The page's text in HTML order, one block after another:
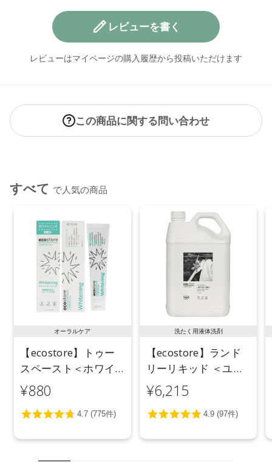
レビューを書く
レビューはマイページの購入履歴から投稿いただけます
この商品に関する問い合わせ
すべて で人気の商品
オーラルケア
【ecostore】トゥー
スペースト＜ホワイ
トニング＞ 100g
¥880
洗たく用液体洗剤
【ecostore】ランド
リーリキッド ＜ユー
カリ＞ 5L
¥6,215